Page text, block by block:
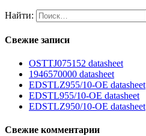
Найти:
Свежие записи
OSTTJ075152 datasheet
1946570000 datasheet
EDSTLZ955/10-OE datasheet
EDSTL955/10-OE datasheet
EDSTLZ950/10-OE datasheet
Свежие комментарии